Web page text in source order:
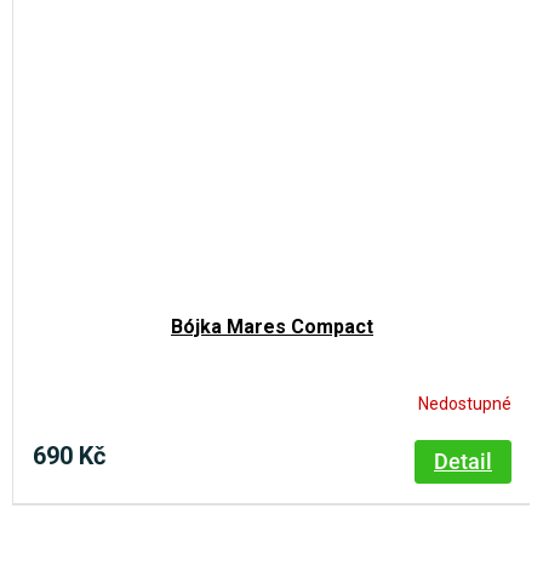
Bójka Mares Compact
Nedostupné
690 Kč Detail